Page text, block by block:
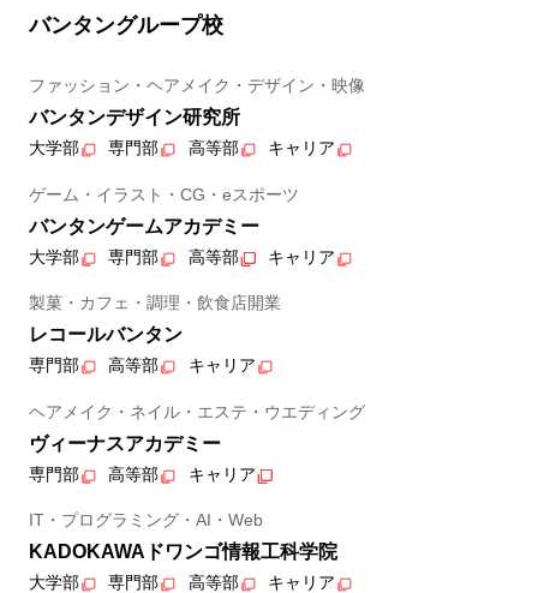
バンタングループ校
ファッション・ヘアメイク・デザイン・映像
バンタンデザイン研究所
大学部 専門部 高等部 キャリア
ゲーム・イラスト・CG・eスポーツ
バンタンゲームアカデミー
大学部 専門部 高等部 キャリア
製菓・カフェ・調理・飲食店開業
レコールバンタン
専門部 高等部 キャリア
ヘアメイク・ネイル・エステ・ウエディング
ヴィーナスアカデミー
専門部 高等部 キャリア
IT・プログラミング・AI・Web
KADOKAWAドワンゴ情報工科学院
大学部 専門部 高等部 キャリア